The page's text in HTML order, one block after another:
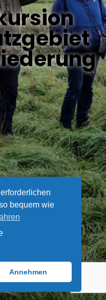
UND
bequem wie
Annehmen